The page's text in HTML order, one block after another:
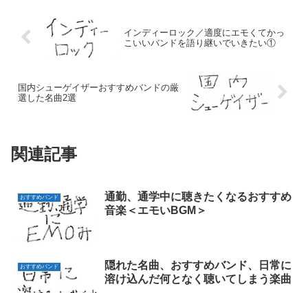
インディーロック／適度にエモくてかっ
こいいバンドを語り継いでいきたい①
国内シューゲイザーおすすめバンドの厳
選した名曲2選
関連記事
おすすめバンド
通勤、通学中に聴きたくなるおすすめ
音楽＜エモいBGM＞
おすすめバンド
隠れた名曲、おすすめバンド、日常に
溶け込んだ何となく聴いてしまう楽曲